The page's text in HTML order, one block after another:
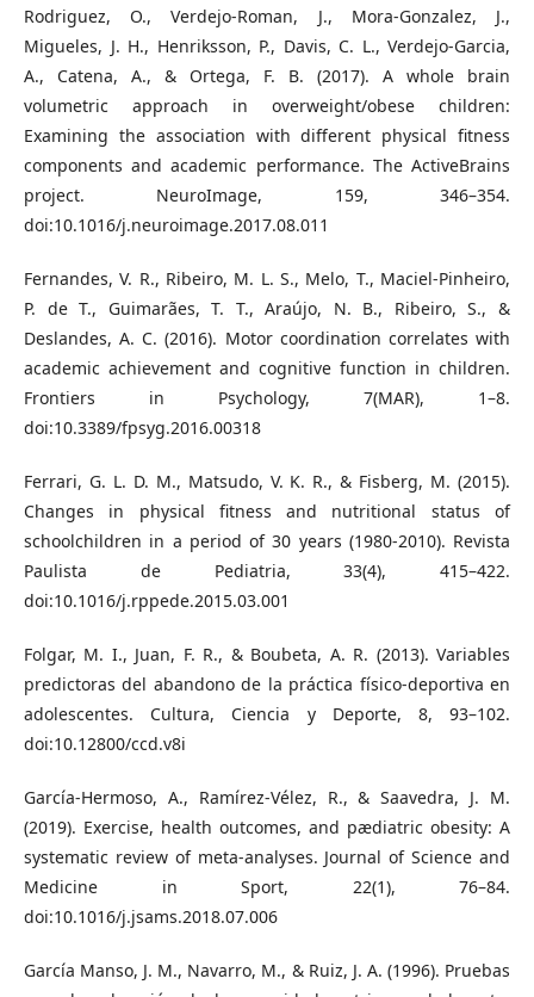
Rodriguez, O., Verdejo-Roman, J., Mora-Gonzalez, J.,
Migueles, J. H., Henriksson, P., Davis, C. L., Verdejo-Garcia,
A., Catena, A., & Ortega, F. B. (2017). A whole brain
volumetric approach in overweight/obese children:
Examining the association with different physical fitness
components and academic performance. The ActiveBrains
project. NeuroImage, 159, 346–354.
doi:10.1016/j.neuroimage.2017.08.011
Fernandes, V. R., Ribeiro, M. L. S., Melo, T., Maciel-Pinheiro,
P. de T., Guimarães, T. T., Araújo, N. B., Ribeiro, S., &
Deslandes, A. C. (2016). Motor coordination correlates with
academic achievement and cognitive function in children.
Frontiers in Psychology, 7(MAR), 1–8.
doi:10.3389/fpsyg.2016.00318
Ferrari, G. L. D. M., Matsudo, V. K. R., & Fisberg, M. (2015).
Changes in physical fitness and nutritional status of
schoolchildren in a period of 30 years (1980-2010). Revista
Paulista de Pediatria, 33(4), 415–422.
doi:10.1016/j.rppede.2015.03.001
Folgar, M. I., Juan, F. R., & Boubeta, A. R. (2013). Variables
predictoras del abandono de la práctica físico-deportiva en
adolescentes. Cultura, Ciencia y Deporte, 8, 93–102.
doi:10.12800/ccd.v8i
García-Hermoso, A., Ramírez-Vélez, R., & Saavedra, J. M.
(2019). Exercise, health outcomes, and pædiatric obesity: A
systematic review of meta-analyses. Journal of Science and
Medicine in Sport, 22(1), 76–84.
doi:10.1016/j.jsams.2018.07.006
García Manso, J. M., Navarro, M., & Ruiz, J. A. (1996). Pruebas